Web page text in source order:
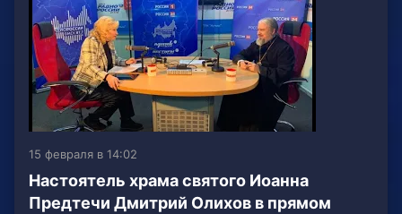
15 февраля в 14:02
Настоятель храма святого Иоанна
Предтечи Дмитрий Олихов в прямом